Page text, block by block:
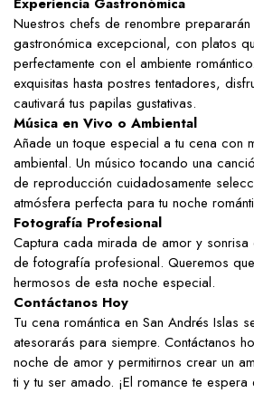
Nuestros chefs de renombre prepararán
gastronómica excepcional, con platos
perfectamente con el ambiente
exquisitas hasta postres tentadores,
cautivará tus papilas gustativas.
Música en Vivo o Ambiental
Añade un toque especial a tu cena con
ambiental. Un músico tocando una
de reproducción cuidadosamente
atmósfera perfecta para tu noche
Fotografía Profesional
Captura cada mirada de amor y sonrisa
de fotografía profesional. Queremos
hermosos de esta noche especial.
Contáctanos Hoy
Tu cena romántica en San Andrés Islas
atesorarás para siempre. Contáctanos
noche de amor y permitirnos crear un
ti y tu ser amado. ¡El romance te